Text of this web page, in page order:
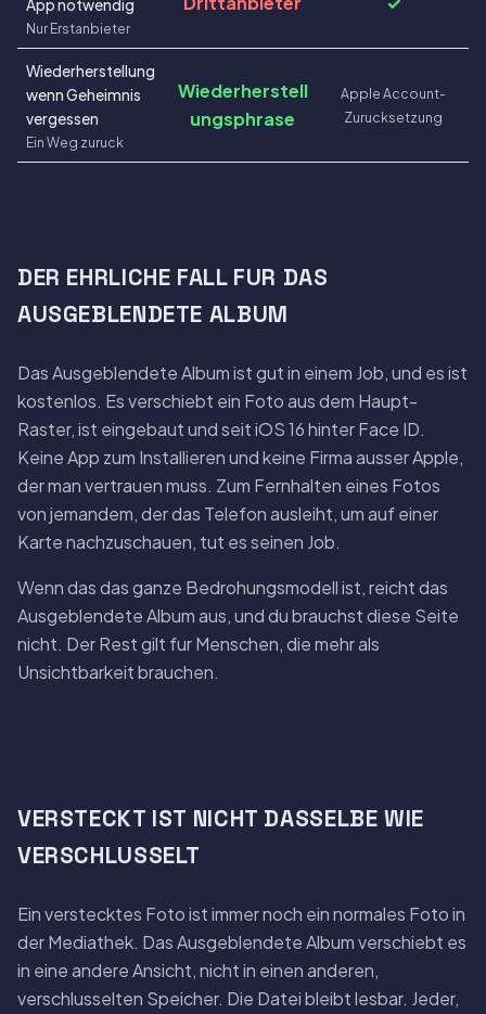
App notwendig
Nur Erstanbieter
Wiederherstellung
wenn Geheimnis
vergessen
Ein Weg zuruck
Wiederherstell
ungsphrase
Apple Account-
Zurucksetzung
DER EHRLICHE FALL FUR DAS
AUSGEBLENDETE ALBUM
Das Ausgeblendete Album ist gut in einem Job, und es ist
kostenlos. Es verschiebt ein Foto aus dem Haupt-
Raster, ist eingebaut und seit iOS 16 hinter Face ID.
Keine App zum Installieren und keine Firma ausser Apple,
der man vertrauen muss. Zum Fernhalten eines Fotos
von jemandem, der das Telefon ausleiht, um auf einer
Karte nachzuschauen, tut es seinen Job.
Wenn das das ganze Bedrohungsmodell ist, reicht das
Ausgeblendete Album aus, und du brauchst diese Seite
nicht. Der Rest gilt fur Menschen, die mehr als
Unsichtbarkeit brauchen.
VERSTECKT IST NICHT DASSELBE WIE
VERSCHLUSSELT
Ein verstecktes Foto ist immer noch ein normales Foto in
der Mediathek. Das Ausgeblendete Album verschiebt es
in eine andere Ansicht, nicht in einen anderen,
verschlusselten Speicher. Die Datei bleibt lesbar. Jeder,